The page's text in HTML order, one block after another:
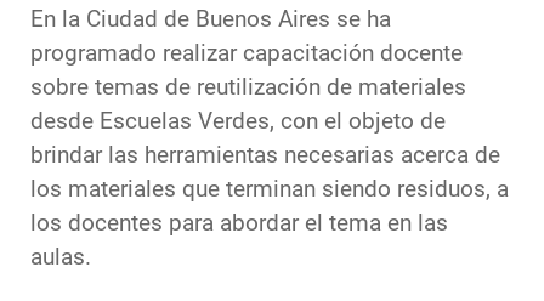
En la Ciudad de Buenos Aires se ha
programado realizar capacitación docente
sobre temas de reutilización de materiales
desde Escuelas Verdes, con el objeto de
brindar las herramientas necesarias acerca de
los materiales que terminan siendo residuos, a
los docentes para abordar el tema en las
aulas.